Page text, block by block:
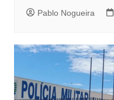
Pablo Nogueira